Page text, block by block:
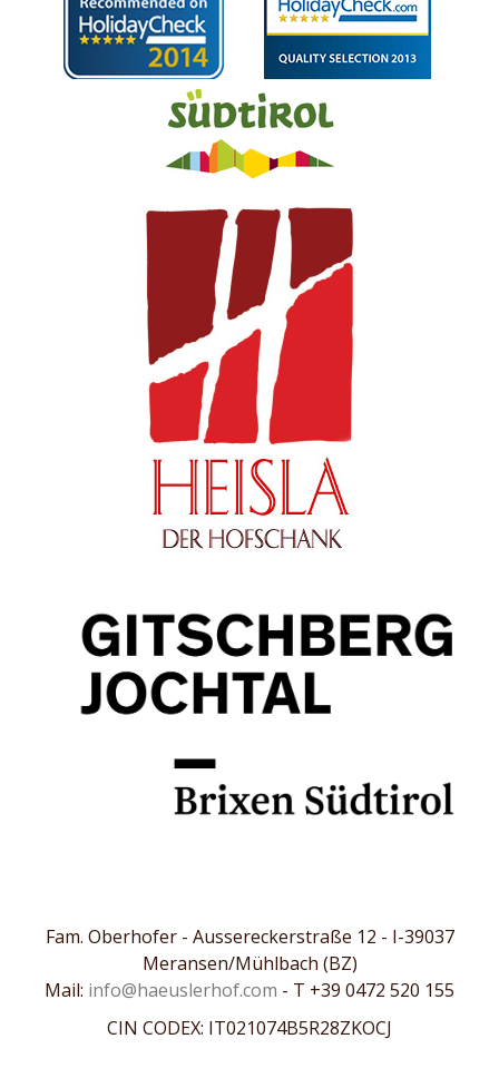
Fam. Oberhofer - Aussereckerstraße 12 - I-39037
Meransen/Mühlbach (BZ)
Mail: info@haeuslerhof.com - T +39 0472 520 155
CIN CODEX: IT021074B5R28ZKOCJ